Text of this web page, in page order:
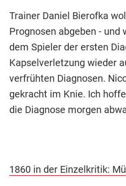
Trainer Daniel Bierofka
Prognosen abgeben - und
dem Spieler der ersten
Kapselverletzung wieder
verfrühten Diagnosen.
gekracht im Knie. Ich
die Diagnose morgen
1860 in der Einzelkritik: